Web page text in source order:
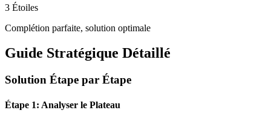
3 Étoiles
Complétion parfaite, solution optimale
Guide Stratégique Détaillé
Solution Étape par Étape
Étape 1: Analyser le Plateau